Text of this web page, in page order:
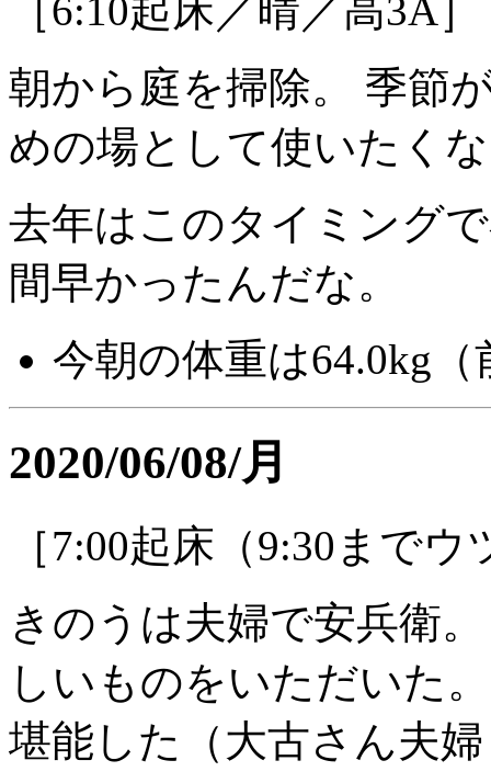
［6:10起床／晴／高3A］
朝から庭を掃除。 季節
めの場として使いたく
去年はこのタイミング
間早かったんだな。
今朝の体重は64.0kg（
2020/06/08/月
［7:00起床（9:30まで
きのうは夫婦で安兵衛
しいものをいただいた
堪能した（大古さん夫